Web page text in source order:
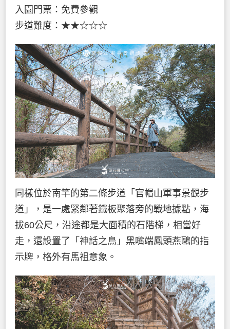
入園門票：免費參觀
步道難度：★★☆☆☆
同樣位於南竿的第二條步道「官帽山軍事景觀步
道」，是一處緊鄰著鐵板聚落旁的戰地據點，海
拔60公尺，沿途都是大面積的石階梯，相當好
走，還設置了「神話之鳥」黑嘴端鳳頭燕鷗的指
示牌，格外有馬祖意象。